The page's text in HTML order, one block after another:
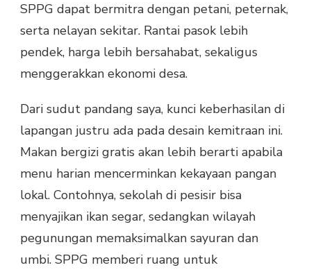
SPPG dapat bermitra dengan petani, peternak,
serta nelayan sekitar. Rantai pasok lebih
pendek, harga lebih bersahabat, sekaligus
menggerakkan ekonomi desa.
Dari sudut pandang saya, kunci keberhasilan di
lapangan justru ada pada desain kemitraan ini.
Makan bergizi gratis akan lebih berarti apabila
menu harian mencerminkan kekayaan pangan
lokal. Contohnya, sekolah di pesisir bisa
menyajikan ikan segar, sedangkan wilayah
pegunungan memaksimalkan sayuran dan
umbi. SPPG memberi ruang untuk